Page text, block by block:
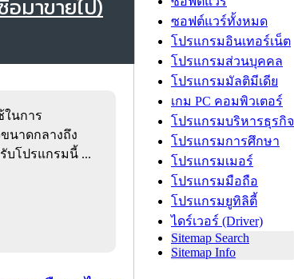
มาขายไป)
ในการ
นาดกลางถึง
บโปรแกรมนี้ ...
ซอฟต์แวร์ทั้งหมด
โปรแกรมอินเทอร์เน็ต
โปรแกรมส่วนบุคคล
โปรแกรมมัลติมีเดีย
เกม PC คอมพิวเตอร์
โปรแกรมบริหารธุรกิจ
โปรแกรมการศึกษา
โปรแกรมเมอร์
โปรแกรมมือถือ
โปรแกรมยูทิลิตี้
ไดร์เวอร์ (Driver)
Sitemap Search
Sitemap Info